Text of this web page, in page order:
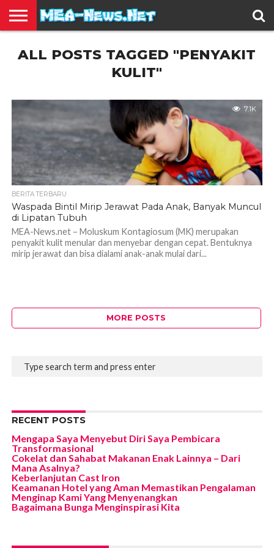
TERBARU
EDUKASI
HIBURAN
INSPIRASI
KESEHATAN
KULINER
OLAH
RAGA
OTOMOTIF
TRAVEL
JUAL
BELI
ALL POSTS TAGGED "PENYAKIT
KULIT"
7.1K
BERITA TERBARU
Waspada Bintil Mirip Jerawat Pada Anak, Banyak Muncul
di Lipatan Tubuh
MEA-News.net – Moluskum Kontagiosum (MK) merupakan
penyakit kulit menular dan menyebar dengan cepat. Bentuknya
mirip jerawat dan bisa dialami anak-anak mulai dari...
MORE POSTS
RECENT POSTS
Mengapa Saya Menyebut Diri Saya Pembicara
Transformasional
Cokelat dan Sahabat Makanan Enak Lainnya – Dari
Mana Asalnya?
Keberlanjutan Cast Iron
Keamanan Hotel yang Aman Memastikan Pengalaman
Menginap Kami Yang Menyenangkan
Bagaimana Bunga Menginspirasi Kita